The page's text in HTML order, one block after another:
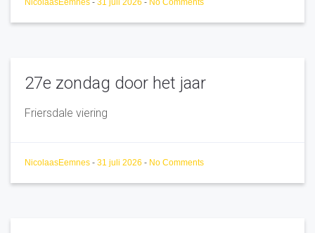
NicolaasEemnes - 31 juli 2026 - No Comments
27e zondag door het jaar
Friersdale viering
NicolaasEemnes - 31 juli 2026 - No Comments